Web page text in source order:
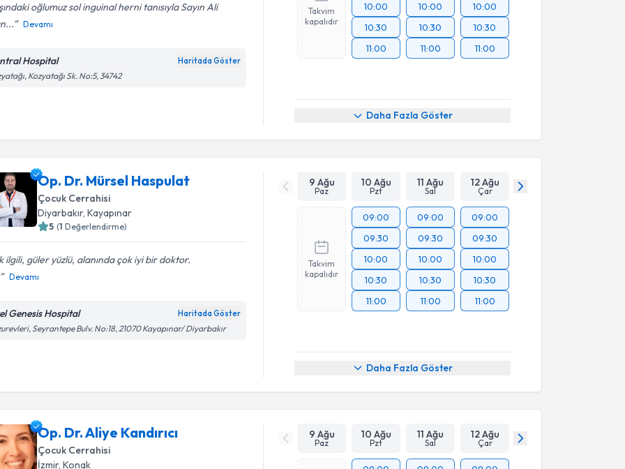
oğlumuz sol inguinal herni tanısıyla Sayın Ali
Devamı
Hospital Haritada Göster
Kozyatağı Sk. No:5, 34742
Takvim
kapalıdır
10:00
10:30
11:00
10:00
10:30
11:00
10:00
10:30
11:00
Daha Fazla Göster
Op. Dr. Mürsel Haspulat
Çocuk Cerrahisi
Diyarbakır, Kayapınar
5 (1 Değerlendirme)
ilgili, güler yüzlü, alanında çok iyi bir doktor.
Devamı
Genesis Hospital Haritada Göster
Seyrantepe Bulv. No:18, 21070 Kayapınar/ Diyarbakır
9 Ağu
Paz
10 Ağu
Pzt
11 Ağu
Sal
12 Ağu
Çar
Takvim
kapalıdır
09:00
09:30
10:00
10:30
11:00
09:00
09:30
10:00
10:30
11:00
09:00
09:30
10:00
10:30
11:00
Daha Fazla Göster
Op. Dr. Aliye Kandırıcı
Çocuk Cerrahisi
İzmir, Konak
9 Ağu
Paz
10 Ağu
Pzt
11 Ağu
Sal
12 Ağu
Çar